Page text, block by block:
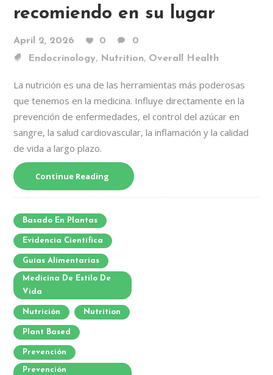
recomiendo en su lugar
April 2, 2026 0
0
Endocrinology, Nutrition, Overall Health
La nutrición es una de las herramientas más poderosas
que tenemos en la medicina. Influye directamente en la
prevención de enfermedades, el control del azúcar en
sangre, la salud cardiovascular, la inflamación y la calidad
de vida a largo plazo.
Continue Reading
Basado En Plantas
Evidencia Científica
Guías Alimentarias
Medicina De Estilo De
Vida
Nutrición Nutrition
Plant Based
Prevención
Prevención